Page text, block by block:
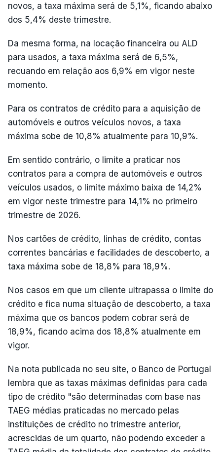
novos, a taxa máxima será de 5,1%, ficando abaixo
dos 5,4% deste trimestre.
Da mesma forma, na locação financeira ou ALD
para usados, a taxa máxima será de 6,5%,
recuando em relação aos 6,9% em vigor neste
momento.
Para os contratos de crédito para a aquisição de
automóveis e outros veículos novos, a taxa
máxima sobe de 10,8% atualmente para 10,9%.
Em sentido contrário, o limite a praticar nos
contratos para a compra de automóveis e outros
veículos usados, o limite máximo baixa de 14,2%
em vigor neste trimestre para 14,1% no primeiro
trimestre de 2026.
Nos cartões de crédito, linhas de crédito, contas
correntes bancárias e facilidades de descoberto, a
taxa máxima sobe de 18,8% para 18,9%.
Nos casos em que um cliente ultrapassa o limite do
crédito e fica numa situação de descoberto, a taxa
máxima que os bancos podem cobrar será de
18,9%, ficando acima dos 18,8% atualmente em
vigor.
Na nota publicada no seu site, o Banco de Portugal
lembra que as taxas máximas definidas para cada
tipo de crédito "são determinadas com base nas
TAEG médias praticadas no mercado pelas
instituições de crédito no trimestre anterior,
acrescidas de um quarto, não podendo exceder a